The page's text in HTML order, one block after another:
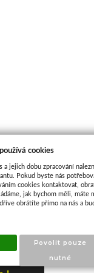
Mapa
cookies
a jejich dobu zpracování
Pokud byste nás
cookies kontaktovat,
jak bychom měli, máte
obrátíte přímo na nás a
Povolit pouze
nutné